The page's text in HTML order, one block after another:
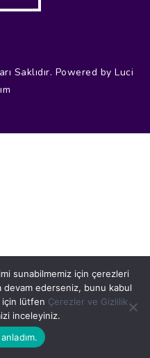
Saklıdır. Powered by Luci
sunabilmemiz için çerezleri
devam ederseniz, bunu kabul
için lütfen Çerezler ve Gizlilik
inceleyiniz.